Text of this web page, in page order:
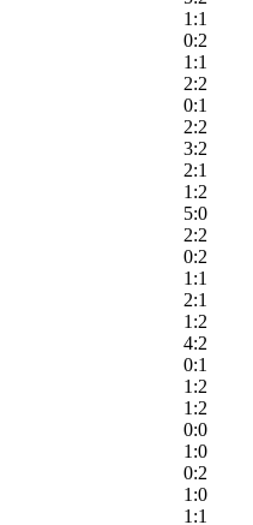
1:1
0:2
1:1
2:2
0:1
2:2
3:2
2:1
1:2
5:0
2:2
0:2
1:1
2:1
1:2
4:2
0:1
1:2
1:2
0:0
1:0
0:2
1:0
1:1